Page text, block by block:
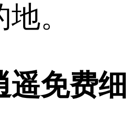
。
遥免费细